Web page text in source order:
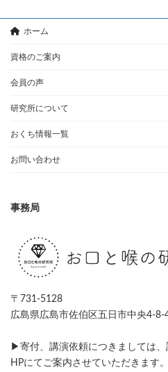
ホーム
資格のご案内
会員の声
研究所について
おくち情報一覧
お問い合わせ
事務局
〒731-5128
広島県広島市佐伯区五日市中央4-8-
▶寄付、講演依頼につきましては
HPにてご案内させていただきます。